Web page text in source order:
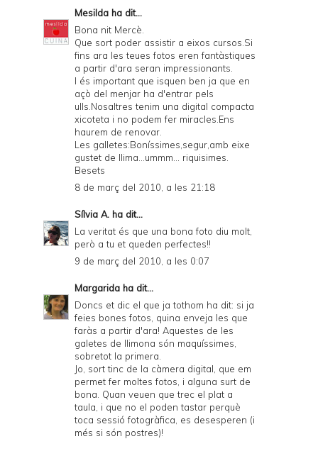
Mesilda ha dit...
Bona nit Mercè.
Que sort poder assistir a eixos cursos.Si
fins ara les teues fotos eren fantàstiques
a partir d'ara seran impressionants.
I és important que isquen ben ja que en
açò del menjar ha d'entrar pels
ulls.Nosaltres tenim una digital compacta
xicoteta i no podem fer miracles.Ens
haurem de renovar.
Les galletes:Boníssimes,segur,amb eixe
gustet de llima...ummm... riquisimes.
Besets
8 de març del 2010, a les 21:18
Sílvia A. ha dit...
La veritat és que una bona foto diu molt,
però a tu et queden perfectes!!
9 de març del 2010, a les 0:07
Margarida ha dit...
Doncs et dic el que ja tothom ha dit: si ja
feies bones fotos, quina enveja les que
faràs a partir d'ara! Aquestes de les
galetes de llimona són maquíssimes,
sobretot la primera.
Jo, sort tinc de la càmera digital, que em
permet fer moltes fotos, i alguna surt de
bona. Quan veuen que trec el plat a
taula, i que no el poden tastar perquè
toca sessió fotogràfica, es desesperen (i
més si són postres)!